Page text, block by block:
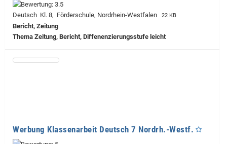
Deutsch Kl. 8, Förderschule, Nordrhein-Westfalen 22 KB
Bericht, Zeitung
Thema Zeitung, Bericht, Diffenenzierungsstufe leicht
Werbung Klassenarbeit Deutsch 7 Nordrh.-Westf.